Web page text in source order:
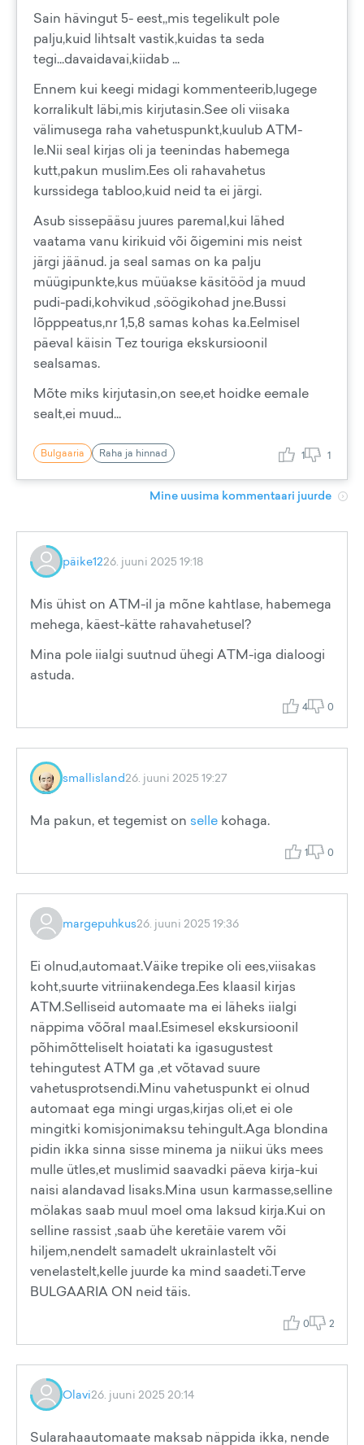
Sain hävingut 5- eest,,mis tegelikult pole
palju,kuid lihtsalt vastik,kuidas ta seda
tegi...davaidavai,kiidab ...
Ennem kui keegi midagi kommenteerib,lugege
korralikult läbi,mis kirjutasin.See oli viisaka
välimusega raha vahetuspunkt,kuulub ATM-
le.Nii seal kirjas oli ja teenindas habemega
kutt,pakun muslim.Ees oli rahavahetus
kurssidega tabloo,kuid neid ta ei järgi.
Asub sissepääsu juures paremal,kui lähed
vaatama vanu kirikuid või õigemini mis neist
järgi jäänud. ja seal samas on ka palju
müügipunkte,kus müüakse käsitööd ja muud
pudi-padi,kohvikud ,söögikohad jne.Bussi
lõpppeatus,nr 1,5,8 samas kohas ka.Eelmisel
päeval käisin Tez touriga ekskursioonil
sealsamas.
Mõte miks kirjutasin,on see,et hoidke eemale
sealt,ei muud...
Bulgaaria Raha ja hinnad 1 1
Mine uusima kommentaari juurde
päike1226. juuni 2025 19:18
Mis ühist on ATM-il ja mõne kahtlase, habemega
mehega, käest-kätte rahavahetusel?
Mina pole iialgi suutnud ühegi ATM-iga dialoogi
astuda.
4 0
smallisland26. juuni 2025 19:27
Ma pakun, et tegemist on selle kohaga.
1 0
margepuhkus26. juuni 2025 19:36
Ei olnud,automaat.Väike trepike oli ees,viisakas
koht,suurte vitriinakendega.Ees klaasil kirjas
ATM.Selliseid automaate ma ei läheks iialgi
näppima võõral maal.Esimesel ekskursioonil
põhimõtteliselt hoiatati ka igasugustest
tehingutest ATM ga ,et võtavad suure
vahetusprotsendi.Minu vahetuspunkt ei olnud
automaat ega mingi urgas,kirjas oli,et ei ole
mingitki komisjonimaksu tehingult.Aga blondina
pidin ikka sinna sisse minema ja niikui üks mees
mulle ütles,et muslimid saavadki päeva kirja-kui
naisi alandavad lisaks.Mina usun karmasse,selline
mölakas saab muul moel oma laksud kirja.Kui on
selline rassist ,saab ühe keretäie varem või
hiljem,nendelt samadelt ukrainlastelt või
venelastelt,kelle juurde ka mind saadeti.Terve
BULGAARIA ON neid täis.
0 2
Olavi26. juuni 2025 20:14
Sularahaautomaate maksab näppida ikka, nende